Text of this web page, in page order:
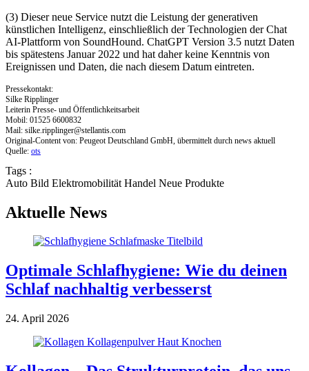
(3) Dieser neue Service nutzt die Leistung der generativen
künstlichen Intelligenz, einschließlich der Technologien der Chat
AI-Plattform von SoundHound. ChatGPT Version 3.5 nutzt Daten
bis spätestens Januar 2022 und hat daher keine Kenntnis von
Ereignissen und Daten, die nach diesem Datum eintreten.
Pressekontakt:
Silke Ripplinger
Leiterin Presse- und Öffentlichkeitsarbeit
Mobil: 01525 6600832
Mail: silke.ripplinger@stellantis.com
Original-Content von: Peugeot Deutschland GmbH, übermittelt durch news aktuell
Quelle: ots
Tags :
Auto Bild Elektromobilität Handel Neue Produkte
Aktuelle News
Optimale Schlafhygiene: Wie du deinen
Schlaf nachhaltig verbesserst
24. April 2026